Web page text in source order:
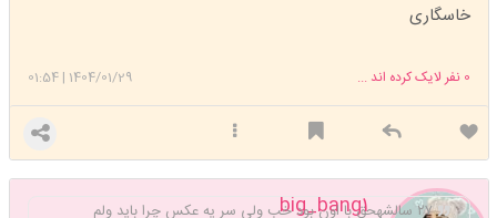
خاسگاری
1404/01/29
|
01:54 0 نفر لایک کرده اند ...
big_bang1
۲۷ سالشهحق با اون بود خب ولی سر یه عکس چرا باید ولم